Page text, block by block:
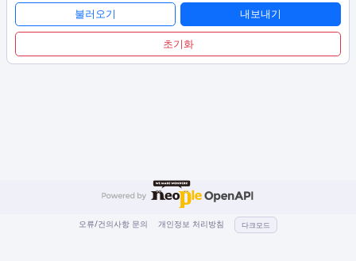
불러오기 내보내기
초기화
오류/건의사항 문의 개인정보 처리방침 다크모드